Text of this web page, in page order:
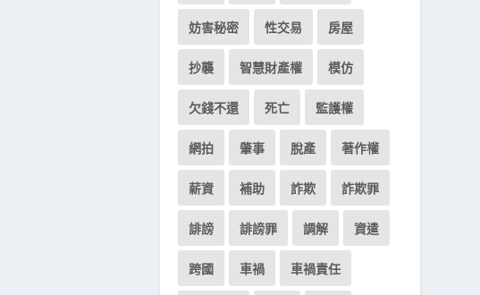
妨害秘密 性交易 房屋
抄襲 智慧財產權 模仿
欠錢不還 死亡 監護權
網拍 肇事 脫產 著作權
薪資 補助 詐欺 詐欺罪
誹謗 誹謗罪 調解 資遣
跨國 車禍 車禍責任